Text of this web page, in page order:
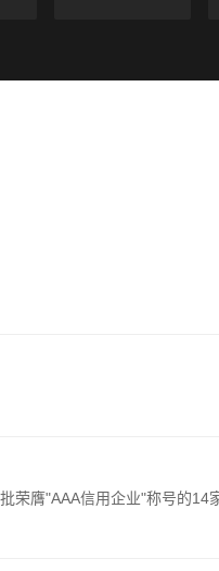
荣膺"AAA信用企业"称号的14